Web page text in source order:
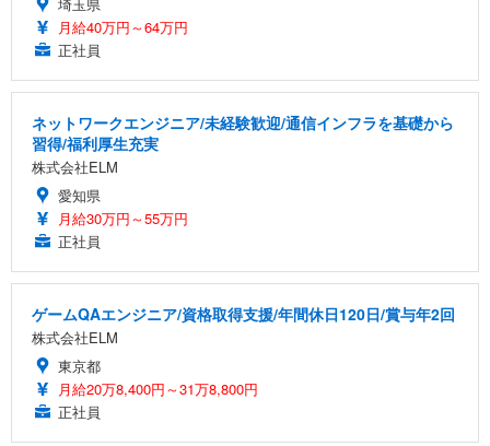
月給40万円～64万円
正社員
ネットワークエンジニア/未経験歓迎/通信インフラを基礎から
習得/福利厚生充実
株式会社ELM
愛知県
月給30万円～55万円
正社員
ゲームQAエンジニア/資格取得支援/年間休日120日/賞与年2回
株式会社ELM
東京都
月給20万8,400円～31万8,800円
正社員